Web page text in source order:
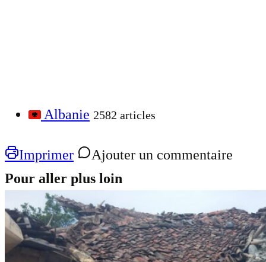
Albanie 2582 articles
Imprimer
Ajouter un commentaire
Pour aller plus loin